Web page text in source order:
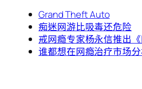
Grand Theft Auto
痴迷网游比吸毒还危险
戒网瘾专家杨永信推出《
谁都想在网瘾治疗市场